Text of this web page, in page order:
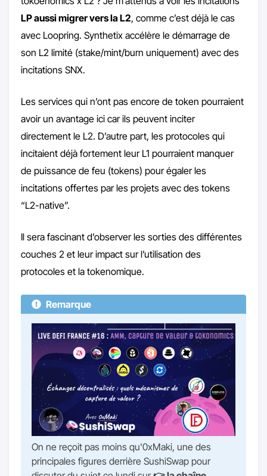
LP aussi migrer vers la L2, comme c’est déjà le cas
avec Loopring. Synthetix accélère le démarrage de
son L2 limité (stake/mint/burn uniquement) avec des
incitations SNX.
Les services qui n’ont pas encore de token pourraient
avoir un avantage ici car ils peuvent inciter
directement le L2. D’autre part, les protocoles qui
incitaient déjà fortement leur L1 pourraient manquer
de puissance de feu (tokens) pour égaler les
incitations offertes par les projets avec des tokens
“L2-native”.
Il sera fascinant d’observer les sorties des différentes
couches 2 et leur impact sur l’utilisation des
protocoles et la tokenomique.
Remarque
On ne reçoit pas moins qu'0xMaki, une des
principales figures derrière SushiSwap pour